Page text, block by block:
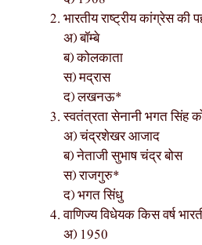
भारतीय राष्ट्रीय कांग्रेस की
अ) बॉम्बे
ब) कोलकाता
स) मद्रास
द) लखनऊ*
स्वतंत्रता सेनानी भगत सिंह
अ) चंद्रशेखर आजाद
ब) नेताजी सुभाष चंद्र बोस
स) राजगुरु*
द) भगत सिंधु
वाणिज्य विधेयक किस वर्ष
अ) 1950